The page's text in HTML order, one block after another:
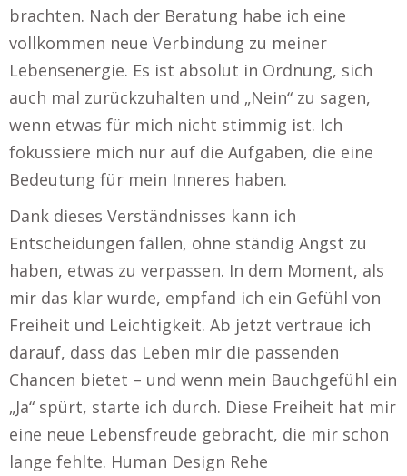
brachten. Nach der Beratung habe ich eine
vollkommen neue Verbindung zu meiner
Lebensenergie. Es ist absolut in Ordnung, sich
auch mal zurückzuhalten und „Nein“ zu sagen,
wenn etwas für mich nicht stimmig ist. Ich
fokussiere mich nur auf die Aufgaben, die eine
Bedeutung für mein Inneres haben.
Dank dieses Verständnisses kann ich
Entscheidungen fällen, ohne ständig Angst zu
haben, etwas zu verpassen. In dem Moment, als
mir das klar wurde, empfand ich ein Gefühl von
Freiheit und Leichtigkeit. Ab jetzt vertraue ich
darauf, dass das Leben mir die passenden
Chancen bietet – und wenn mein Bauchgefühl ein
„Ja“ spürt, starte ich durch. Diese Freiheit hat mir
eine neue Lebensfreude gebracht, die mir schon
lange fehlte. Human Design Rehe